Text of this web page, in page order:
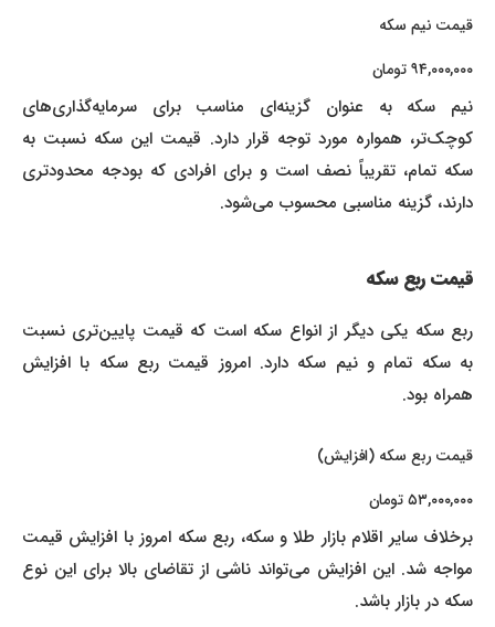
قیمت نیم سکه
۹۴,۰۰۰,۰۰۰ تومان
نیم سکه به عنوان گزینه‌ای مناسب برای سرمایه‌گذاری‌های
کوچک‌تر، همواره مورد توجه قرار دارد. قیمت این سکه نسبت به
سکه تمام، تقریباً نصف است و برای افرادی که بودجه محدودتری
دارند، گزینه مناسبی محسوب می‌شود.
قیمت ربع سکه
ربع سکه یکی دیگر از انواع سکه است که قیمت پایین‌تری نسبت
به سکه تمام و نیم سکه دارد. امروز قیمت ربع سکه با افزایش
همراه بود.
قیمت ربع سکه (افزایش)
۵۳,۰۰۰,۰۰۰ تومان
برخلاف سایر اقلام بازار طلا و سکه، ربع سکه امروز با افزایش قیمت
مواجه شد. این افزایش می‌تواند ناشی از تقاضای بالا برای این نوع
سکه در بازار باشد.